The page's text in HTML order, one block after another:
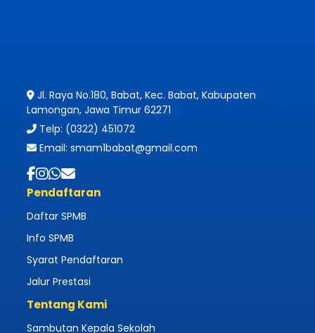
Jl. Raya No.180, Babat, Kec. Babat, Kabupaten
Lamongan, Jawa Timur 62271
Telp: (0322) 451072
Email: smam1babat@gmail.com
Pendaftaran
Daftar SPMB
Info SPMB
Syarat Pendaftaran
Jalur Prestasi
Tentang Kami
Sambutan Kepala Sekolah